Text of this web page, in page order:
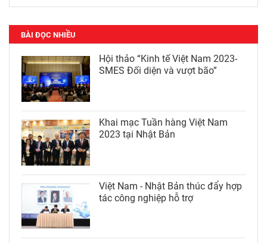
BÀI ĐỌC NHIỀU
Hội thảo “Kinh tế Việt Nam 2023-
SMES Đối diện và vượt bão”
Khai mạc Tuần hàng Việt Nam
2023 tại Nhật Bản
Việt Nam - Nhật Bản thúc đẩy hợp
tác công nghiệp hỗ trợ